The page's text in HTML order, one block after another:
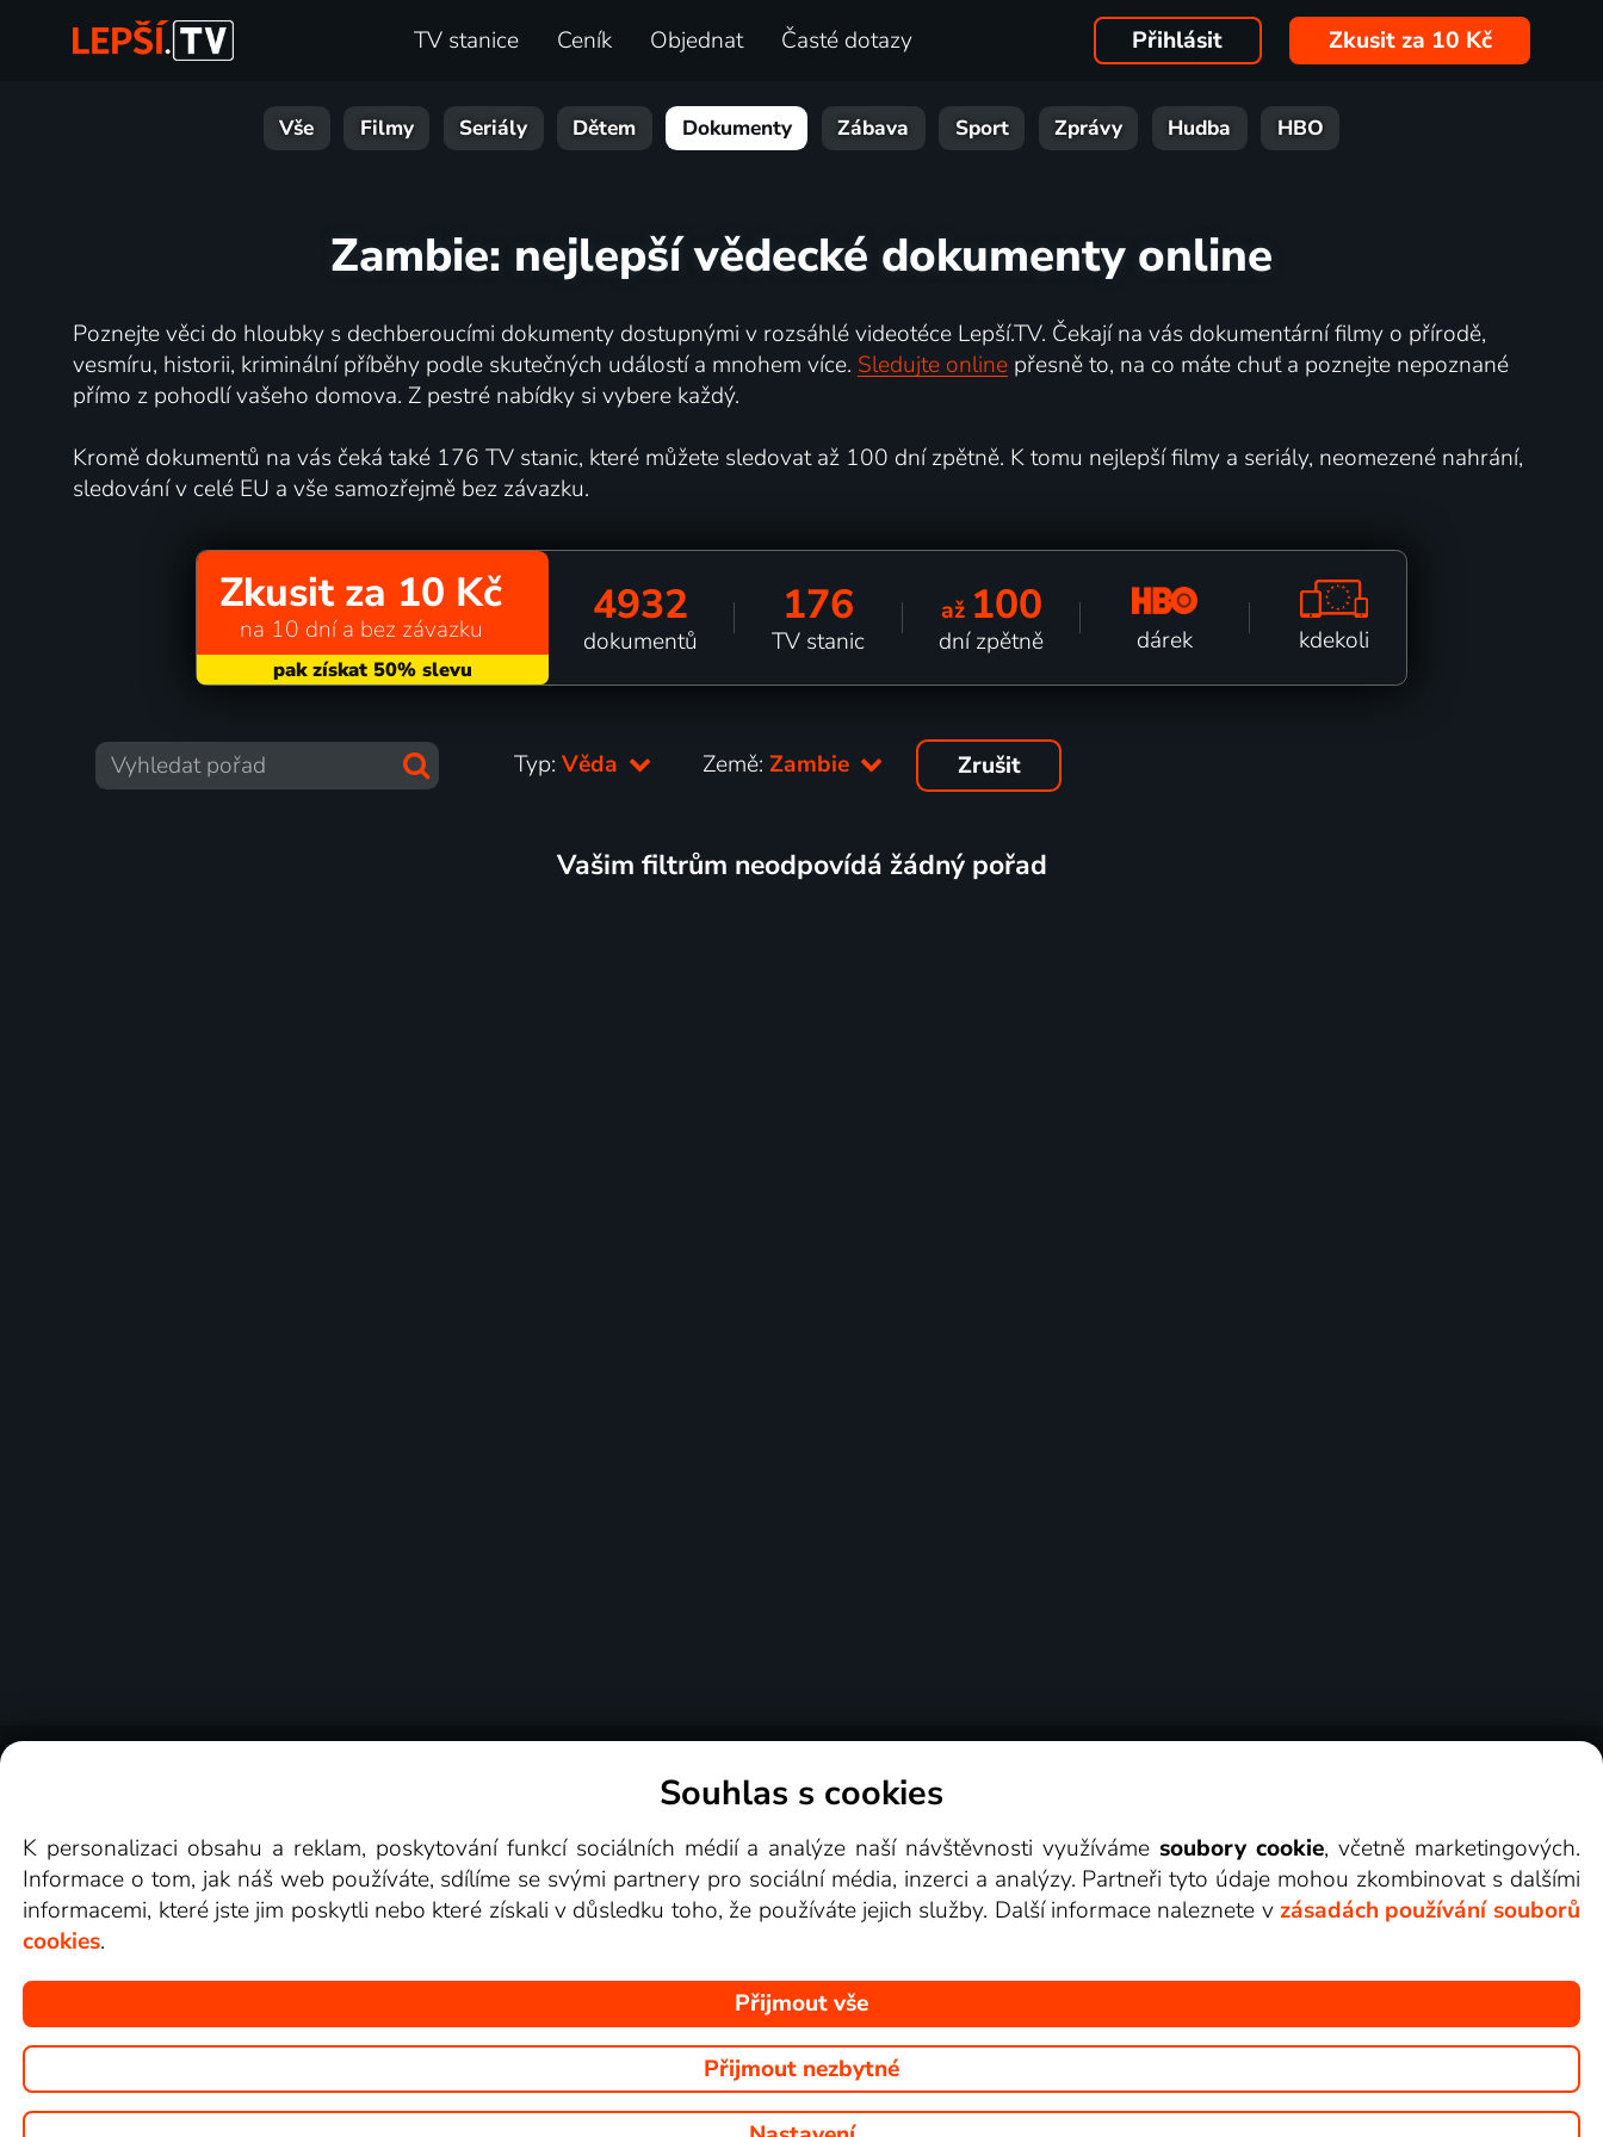
TV stanice Ceník Objednat Časté dotazy Přihlásit Zkusit za 10 Kč
Vše Filmy Seriály Dětem Dokumenty Zábava Sport Zprávy Hudba HBO
Zambie: nejlepší vědecké dokumenty online
Poznejte věci do hloubky s dechberoucími dokumenty dostupnými v rozsáhlé videotéce Lepší.TV. Čekají na vás dokumentární filmy o přírodě,
vesmíru, historii, kriminální příběhy podle skutečných událostí a mnohem více. Sledujte onlinepřesně to, na co máte chuť a poznejte nepoznané
přímo z pohodlí vašeho domova. Z pestré nabídky si vybere každý.
Kromě dokumentů na vás čeká také 176 TV stanic, které můžete sledovat až 100 dní zpětně. K tomu nejlepší filmy a seriály, neomezené nahrání,
sledování v celé EU a vše samozřejmě bez závazku.
Zkusit za 10 Kč
na 10 dní a bez závazku 4932
dokumentů
176
TV stanic
až 100
dní zpětně dárek kdekoli
Typ:Věda Země: Zambie Zrušit
Vašim filtrům neodpovídá žádný pořad
Videotéka
Copyright © goNET s.r.o. Na tomto webu jsou zobrazovány obrázky z pořadů TV stanic, které můžete sledovat v Lepší.TV.
Souhlas s cookies
K personalizaci obsahu a reklam, poskytování funkcí sociálních médií a analýze naší návštěvnosti využívámesoubory cookie, včetně marketingových.
Informace o tom, jak náš web používáte, sdílíme se svými partnery pro sociální média, inzerci a analýzy. Partneři tyto údaje mohou zkombinovat s dalšími
informacemi, které jste jim poskytli nebo které získali v důsledku toho, že používáte jejich služby. Další informace naleznete v zásadách používání souborů
cookies.
Přijmout vše
Přijmout nezbytné